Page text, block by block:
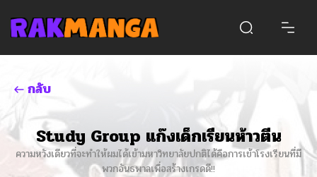
กลับ
Study Group แก๊งเด็กเรียนห้าวตีน
ความหวังเดียวที่จะทำให้ผมได้เข้ามหาวิทยาลัยปกติได้คือการเข้าโรงเรียนที่มี
พวกอันธพาลเพื่อสร้างเกรดดี!!